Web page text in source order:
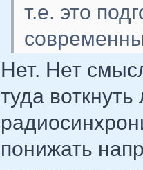
т.е. это
Нет. Нет
туда
понижать